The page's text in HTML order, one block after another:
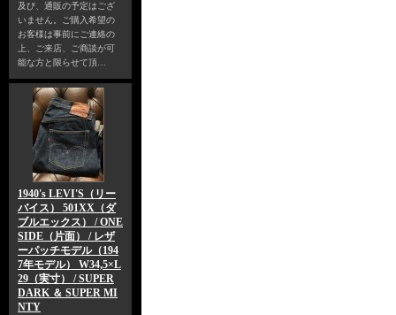
及び、通販の予定はござ
いません。ご購入希望の
お客様は事前にご連絡の
上、ご来店、ご商談が可
能な方と限らせて頂…
1940's LEVI'S（リー
バイス） 501XX（ダ
ブルエックス） / ONE
SIDE（片面） / レザ
ーパッチモデル（194
7年モデル） W34,5×L
29（実寸） / SUPER
DARK ＆ SUPER MI
NTY